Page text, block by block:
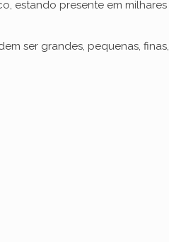
estando presente em milhares
ser grandes, pequenas, finas,